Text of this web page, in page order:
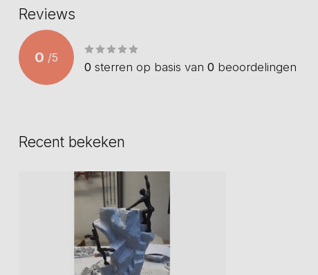
Reviews
0 /5
0 sterren op basis van 0 beoordelingen
Recent bekeken